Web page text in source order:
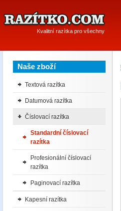
Kvalitní razítka pro všechny
Naše zboží
Textová razítka
Datumová razítka
Číslovací razítka
Standardní číslovací
razítka
Profesionální číslovací
razítka
Paginovací razítka
Kapesní razítka